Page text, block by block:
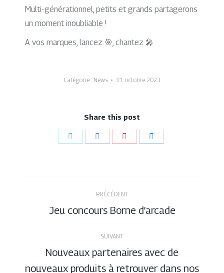
Multi-générationnel, petits et grands partagerons
un moment inoubliable !
A vos marques, lancez 🎯, chantez 🎤
Catégorie : News 31 octobre 2023
Share this post
Partager Partager Partager
article
PRÉCÉDENT
Article
:
Jeu concours Borne d’arcade
SUIVANT
Article
Nouveaux partenaires avec de
nouveaux produits à retrouver dans nos